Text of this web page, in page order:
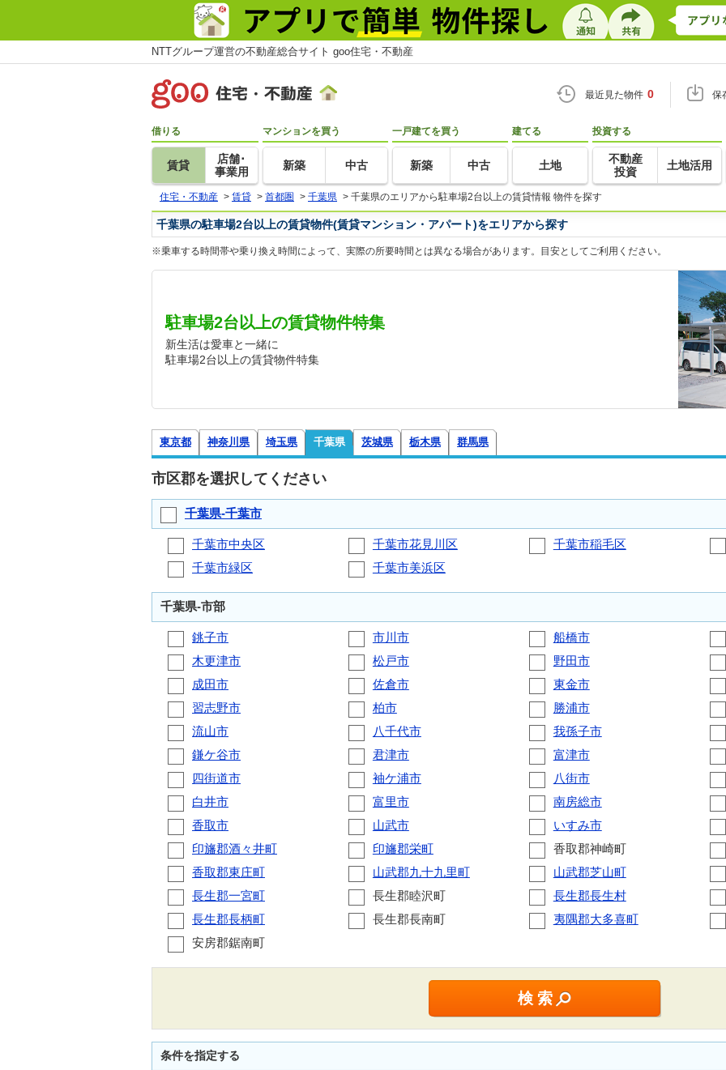
NTTグループ運営の不動産総合サイト goo住宅・不動産
最近見た物件 0 保
借りる
賃貸
店舗･
事業用
マンションを買う
新築 中古
一戸建てを買う
新築 中古
建てる
土地
投資する
不動産
投資
土地活用
住宅・不動産 > 賃貸 > 首都圏 > 千葉県 > 千葉県のエリアから駐車場2台以上の賃貸情報 物件を探す
千葉県の駐車場2台以上の賃貸物件(賃貸マンション・アパート)をエリアから探す
※乗車する時間帯や乗り換え時間によって、実際の所要時間とは異なる場合があります。目安としてご利用ください。
駐車場2台以上の賃貸物件特集
新生活は愛車と一緒に
駐車場2台以上の賃貸物件特集
東京都 神奈川県 埼玉県 千葉県 茨城県 栃木県 群馬県
市区郡を選択してください
千葉県-千葉市
千葉市中央区 千葉市花見川区 千葉市稲毛区
千葉市緑区
千葉市美浜区
千葉県-市部
銚子市 市川市 船橋市
木更津市
松戸市 野田市
成田市
佐倉市 東金市
習志野市
柏市 勝浦市
流山市
八千代市 我孫子市
鎌ケ谷市
君津市 富津市
四街道市
袖ケ浦市 八街市
白井市
富里市 南房総市
香取市
山武市 いすみ市
印旛郡酒々井町
印旛郡栄町 香取郡神崎町
香取郡東庄町
山武郡九十九里町 山武郡芝山町
長生郡一宮町
長生郡睦沢町 長生郡長生村
長生郡長柄町
長生郡長南町 夷隅郡大多喜町
安房郡鋸南町
条件を指定する